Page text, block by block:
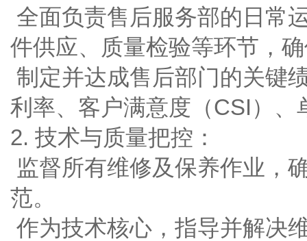
全面负责售后服务部的日常
件供应、质量检验等环节，
制定并达成售后部门的关键
利率、客户满意度（CSI）、
2. 技术与质量把控：
监督所有维修及保养作业，
范。
作为技术核心，指导并解决